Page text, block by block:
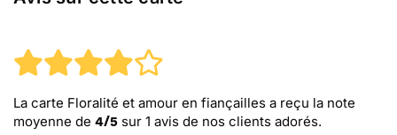
La carte Floralité et amour en fiançailles a reçu la note
moyenne de 4/5 sur 1 avis de nos clients adorés.